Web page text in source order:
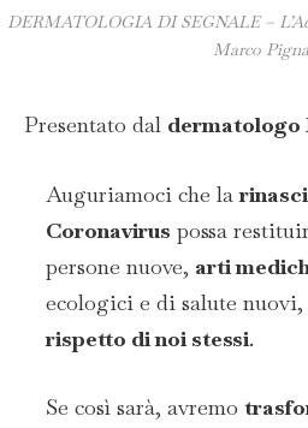
DERMATOLOGIA DI SEGNALE –
Marco
Presentato dal dermatologo
Auguriamoci che la
Coronavirus possa
persone nuove, arti
ecologici e di salute
rispetto di noi stessi.
Se così sarà, avremo